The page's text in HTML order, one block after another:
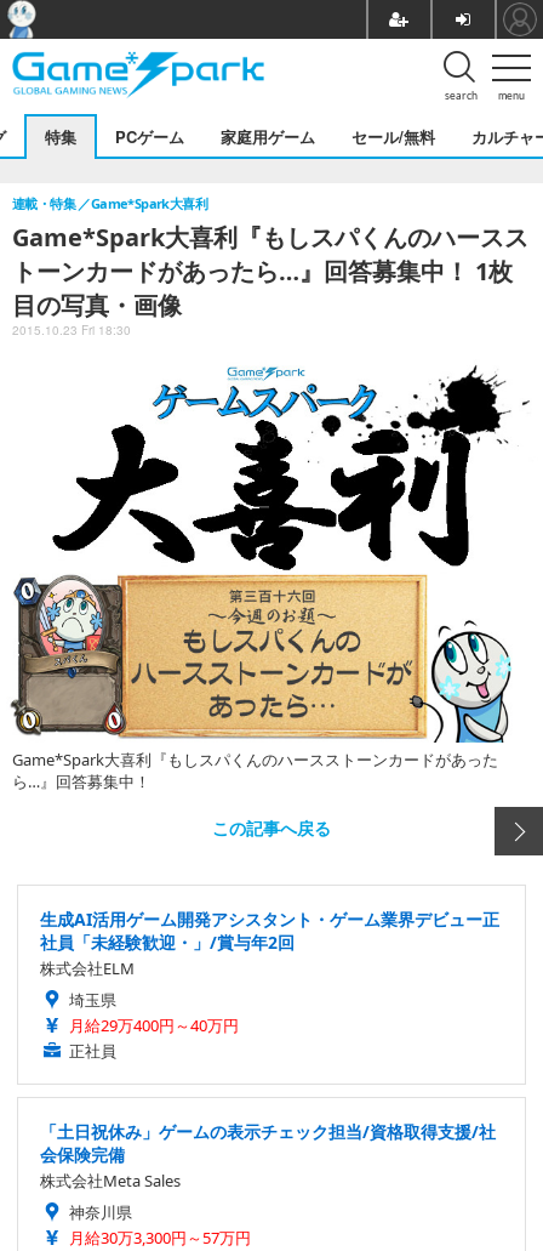
menu
search
特集 PCゲーム 家庭用ゲーム セール/無料 カルチャ
Game*Spark大喜利『もしスパくんのハースス
トーンカードがあったら…』回答募集中！ 1枚
目の写真・画像
連載・特集 Game*Spark大喜利
2015.10.23 Fri 18:30
Game*Spark大喜利『もしスパくんのハースストーンカードがあった
ら…』回答募集中！
この記事へ戻る
生成AI活用ゲーム開発アシスタント・ゲーム業界デビュー正
社員「未経験歓迎・」/賞与年2回
株式会社ELM
埼玉県
月給29万400円～40万円
正社員
「土日祝休み」ゲームの表示チェック担当/資格取得支援/社
会保険完備
株式会社Meta Sales
神奈川県
月給30万3,300円～57万円